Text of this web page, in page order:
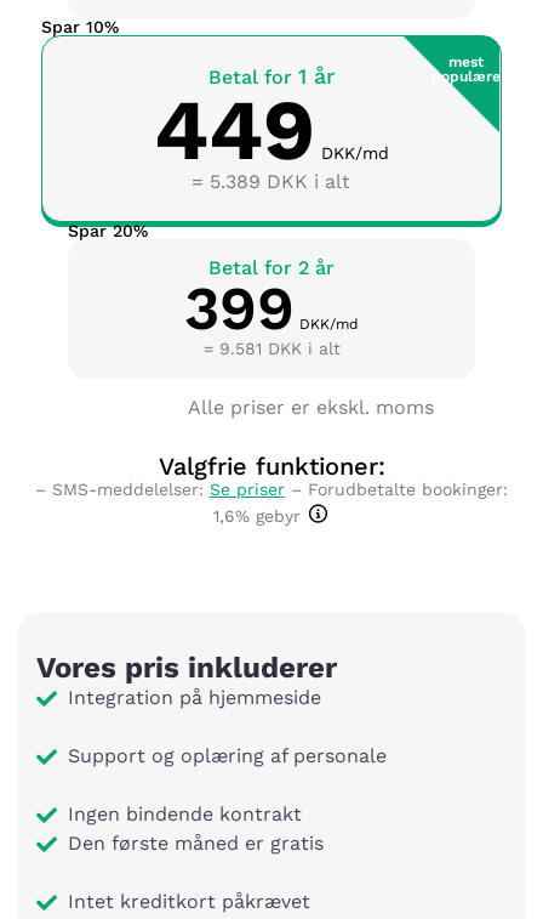
Spar 10%
mest
populære
Betal for 1 år
449 DKK/md
= 5.389 DKK i alt
Spar 20%
Betal for 2 år
399 DKK/md
= 9.581 DKK i alt
Alle priser er ekskl. moms
Valgfrie funktioner:
– SMS-meddelelser: Se priser – Forudbetalte bookinger:
1,6% gebyr
Vores pris inkluderer
Den første måned er gratis
Intet kreditkort påkrævet
Integration på hjemmeside
Support og oplæring af personale
Ingen bindende kontrakt